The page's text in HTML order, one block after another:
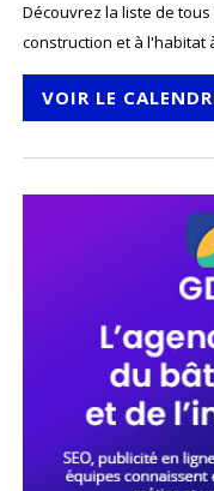
Découvrez la liste de
construction et à l'habitat
VOIR LE